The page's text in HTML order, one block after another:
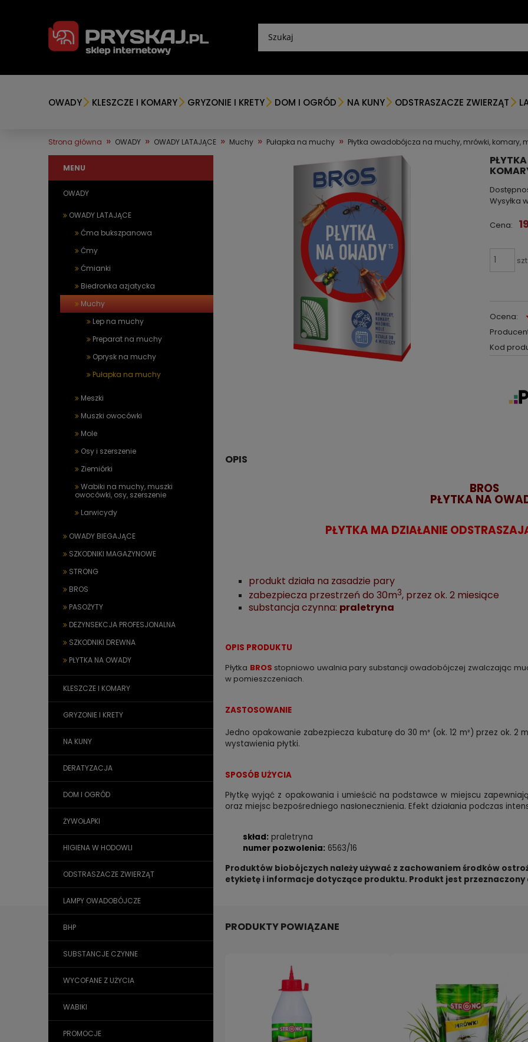
OWADY KLESZCZE I KOMARY GRYZONIE I KRETY DOM I OGRÓD NA KUNY ODSTRASZACZE ZWIERZĄT
Strona główna » OWADY » OWADY LATAJĄCE » Muchy » Pułapka na muchy » Płytka owadobójcza na muchy, mrówki, komary,
MENU
OWADY
OWADY LATAJĄCE
Ćma bukszpanowa
Ćmy
Ćmianki
Biedronka azjatycka
Muchy
Lep na muchy
Preparat na muchy
Oprysk na muchy
Pułapka na muchy
Meszki
Muszki owocówki
Mole
Osy i szerszenie
Ziemiórki
Wabiki na muchy, muszki
owocówki, osy, szerszenie
Larwicydy
OWADY BIEGAJĄCE
SZKODNIKI MAGAZYNOWE
STRONG
BROS
PASOŻYTY
DEZYNSEKCJA PROFESJONALNA
SZKODNIKI DREWNA
PŁYTKA NA OWADY
KLESZCZE I KOMARY
GRYZONIE I KRETY
NA KUNY
DERATYZACJA
DOM I OGRÓD
ŻYWOŁAPKI
HIGIENA W HODOWLI
ODSTRASZACZE ZWIERZĄT
LAMPY OWADOBÓJCZE
BHP
SUBSTANCJE CZYNNE
WYCOFANE Z UŻYCIA
WABIKI
PROMOCJE
Wysyłka
Cena:
szt
Ocena:
Kod
OPIS
BROS
PŁYTKA NA
PŁYTKA MA DZIAŁANIE
produkt działa na zasadzie pary
zabezpiecza przestrzeń do 30m3, przez ok. 2 miesiące
substancja czynna: praletryna
OPIS PRODUKTU
Płytka BROS stopniowo uwalnia pary substancji owadobójczej zwalczając
w pomieszczeniach.
ZASTOSOWANIE
Jedno opakowanie zabezpiecza kubaturę do 30 m³ (ok. 12 m²) przez ok. 2
wystawienia płytki.
SPOSÓB UŻYCIA
Płytkę wyjąć z opakowania i umieścić na podstawce w miejscu
oraz miejsc bezpośredniego nasłonecznienia. Efekt działania podczas
skład: praletryna
numer pozwolenia: 6563/16
Produktów biobójczych należy używać z zachowaniem środków
etykietę i informacje dotyczące produktu. Produkt jest
PRODUKTY POWIĄZANE